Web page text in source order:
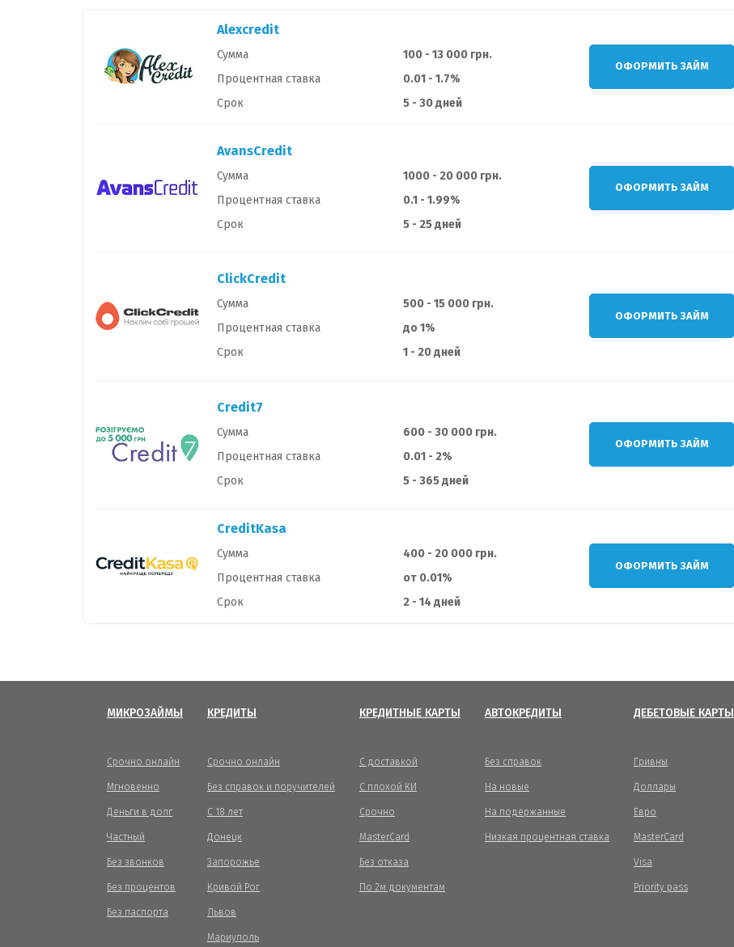
Alexcredit
Сумма
100 - 13 000 грн.
Процентная ставка
0.01 - 1.7%
Срок
5 - 30 дней
ОФОРМИТЬ ЗАЙМ
AvansCredit
Сумма
1000 - 20 000 грн.
Процентная ставка
0.1 - 1.99%
Срок
5 - 25 дней
ОФОРМИТЬ ЗАЙМ
ClickCredit
Сумма
500 - 15 000 грн.
Процентная ставка
до 1%
Срок
1 - 20 дней
ОФОРМИТЬ ЗАЙМ
Credit7
Сумма
600 - 30 000 грн.
Процентная ставка
0.01 - 2%
Срок
5 - 365 дней
ОФОРМИТЬ ЗАЙМ
CreditKasa
Сумма
400 - 20 000 грн.
Процентная ставка
от 0.01%
Срок
2 - 14 дней
ОФОРМИТЬ ЗАЙМ
МИКРОЗАЙМЫ
Срочно онлайн
Мгновенно
Деньги в долг
Частный
Без звонков
Без процентов
Без паспорта
КРЕДИТЫ
Срочно онлайн
Без справок и поручителей
С 18 лет
Донецк
Запорожье
Кривой Рог
Львов
Мариуполь
КРЕДИТНЫЕ КАРТЫ
С доставкой
С плохой КИ
Срочно
MasterCard
Без отказа
По 2м документам
АВТОКРЕДИТЫ
Без справок
На новые
На подержанные
Низкая процентная ставка
ДЕБЕТОВЫЕ КАРТЫ
Гривны
Доллары
Евро
MasterCard
Visa
Priority pass